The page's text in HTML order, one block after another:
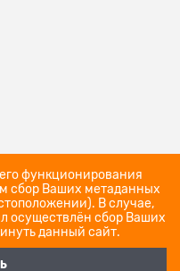
функционирования
сбор Ваших метаданных
В случае,
осуществлён сбор Ваших
данный сайт.